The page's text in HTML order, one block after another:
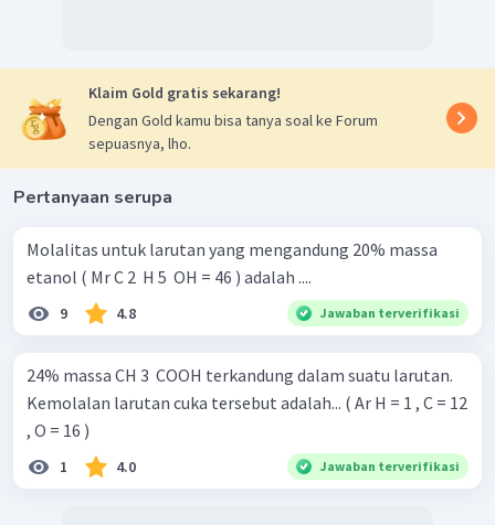
Klaim Gold gratis sekarang!
Dengan Gold kamu bisa tanya soal ke Forum
sepuasnya, lho.
Pertanyaan serupa
Molalitas untuk larutan yang mengandung 20% massa
etanol ( Mr C 2 ​ H 5 ​ OH = 46 ) adalah ....
9 4.8 Jawaban terverifikasi
24% massa CH 3 ​ COOH terkandung dalam suatu larutan.
Kemolalan larutan cuka tersebut adalah... ( Ar H = 1 , C = 12
, O = 16 )
1 4.0 Jawaban terverifikasi